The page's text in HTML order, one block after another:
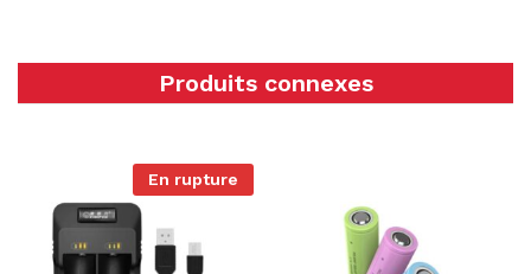
Produits connexes
En rupture